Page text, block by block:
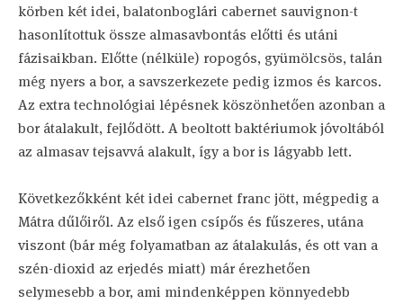
körben két idei, balatonboglári cabernet sauvignon-t
hasonlítottuk össze almasavbontás előtti és utáni
fázisaikban. Előtte (nélküle) ropogós, gyümölcsös, talán
még nyers a bor, a savszerkezete pedig izmos és karcos.
Az extra technológiai lépésnek köszönhetően azonban a
bor átalakult, fejlődött. A beoltott baktériumok jóvoltából
az almasav tejsavvá alakult, így a bor is lágyabb lett.
Következőkként két idei cabernet franc jött, mégpedig a
Mátra dűlőiről. Az első igen csípős és fűszeres, utána
viszont (bár még folyamatban az átalakulás, és ott van a
szén-dioxid az erjedés miatt) már érezhetően
selymesebb a bor, ami mindenképpen könnyedebb